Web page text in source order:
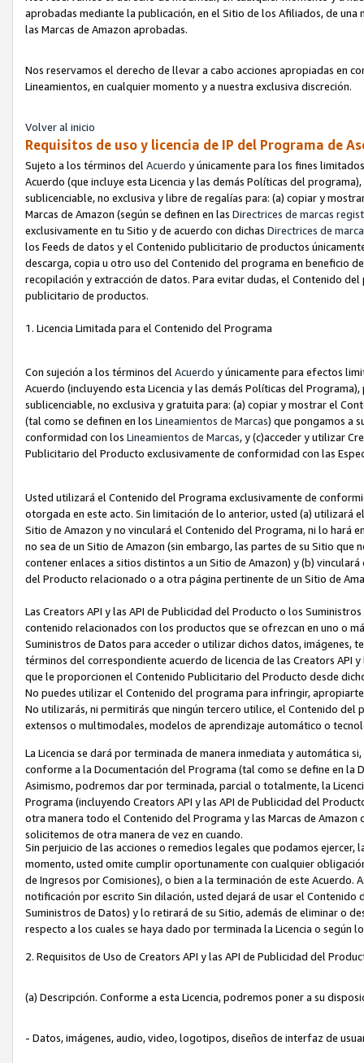
aprobadas mediante la publicación, en el Sitio de los Afiliados, de
las Marcas de Amazon aprobadas.
Nos reservamos el derecho de llevar a cabo acciones apropiadas en
Lineamientos, en cualquier momento y a nuestra exclusiva discreción.
Volver al inicio
Requisitos de uso y licencia de IP del Programa de
Sujeto a los términos del Acuerdo y únicamente para los fines
Acuerdo (que incluye esta Licencia y las demás Políticas del
sublicenciable, no exclusiva y libre de regalías para: (a) copiar y
Marcas de Amazon (según se definen en las Directrices de marcas
exclusivamente en tu Sitio y de acuerdo con dichas Directrices de
los Feeds de datos y el Contenido publicitario de productos
descarga, copia u otro uso del Contenido del programa en beneficio
recopilación y extracción de datos. Para evitar dudas, el Contenido
publicitario de productos.
1. Licencia Limitada para el Contenido del Programa
Con sujeción a los términos del Acuerdo y únicamente para efectos
Acuerdo (incluyendo esta Licencia y las demás Políticas del
sublicenciable, no exclusiva y gratuita para: (a) copiar y mostrar el
(tal como se definen en los Lineamientos de Marcas) que pongamos a
conformidad con los Lineamientos de Marcas, y (c)acceder y utilizar
Publicitario del Producto exclusivamente de conformidad con las
Usted utilizará el Contenido del Programa exclusivamente de
otorgada en este acto. Sin limitación de lo anterior, usted (a) utilizará
Sitio de Amazon y no vinculará el Contenido del Programa, ni lo hará
no sea de un Sitio de Amazon (sin embargo, las partes de su Sitio
contener enlaces a sitios distintos a un Sitio de Amazon) y (b)
del Producto relacionado o a otra página pertinente de un Sitio de
Las Creators API y las API de Publicidad del Producto o los
contenido relacionados con los productos que se ofrezcan en uno o
Suministros de Datos para acceder o utilizar dichos datos,
términos del correspondiente acuerdo de licencia de las Creators API
que le proporcionen el Contenido Publicitario del Producto desde
No puedes utilizar el Contenido del programa para infringir,
No utilizarás, ni permitirás que ningún tercero utilice, el Contenido
extensos o multimodales, modelos de aprendizaje automático o
La Licencia se dará por terminada de manera inmediata y automática
conforme a la Documentación del Programa (tal como se define en la
Asimismo, podremos dar por terminada, parcial o totalmente, la
Programa (incluyendo Creators API y las API de Publicidad del
otra manera todo el Contenido del Programa y las Marcas de
solicitemos de otra manera de vez en cuando.
Sin perjuicio de las acciones o remedios legales que podamos
momento, usted omite cumplir oportunamente con cualquier
de Ingresos por Comisiones), o bien a la terminación de este
notificación por escrito Sin dilación, usted dejará de usar el
Suministros de Datos) y lo retirará de su Sitio, además de eliminar o
respecto a los cuales se haya dado por terminada la Licencia o según
2. Requisitos de Uso de Creators API y las API de Publicidad del
(a) Descripción. Conforme a esta Licencia, podremos poner a su
- Datos, imágenes, audio, video, logotipos, diseños de interfaz de